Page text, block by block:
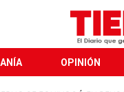
OPINIÓN